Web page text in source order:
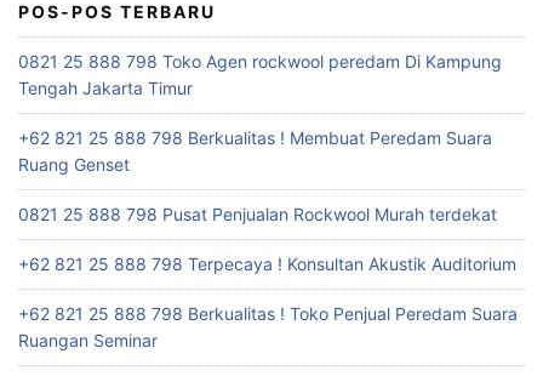
POS-POS TERBARU
0821 25 888 798 Toko Agen rockwool peredam Di Kampung
Tengah Jakarta Timur
+62 821 25 888 798 Berkualitas ! Membuat Peredam Suara
Ruang Genset
0821 25 888 798 Pusat Penjualan Rockwool Murah terdekat
+62 821 25 888 798 Terpecaya ! Konsultan Akustik Auditorium
+62 821 25 888 798 Berkualitas ! Toko Penjual Peredam Suara
Ruangan Seminar